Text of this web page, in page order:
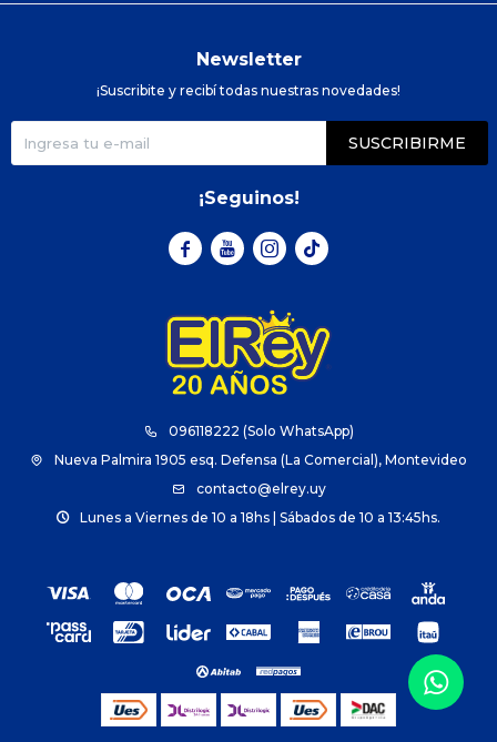
096118222 (Solo WhatsApp)
Nueva Palmira 1905 esq. Defensa (La Comercial), Montevideo
contacto@elrey.uy
Lunes a Viernes de 10 a 18hs | Sábados de 10 a 13:45hs.
Newsletter
¡Suscribite y recibí todas nuestras novedades!
SUSCRIBIRME
¡Seguinos!
  